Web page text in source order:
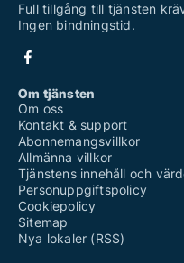
Full tillgång till tjänsten
Ingen bindningstid.
Om tjänsten
Om oss
Kontakt & support
Abonnemangsvillkor
Allmänna villkor
Tjänstens innehåll och
Personuppgiftspolicy
Cookiepolicy
Sitemap
Nya lokaler (RSS)